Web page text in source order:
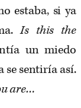
estaba, si ya
Is this the
un miedo
sentiría así.
are…